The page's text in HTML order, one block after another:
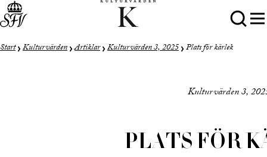
Start Kulturvärden Artiklar Kulturvärden 3, 2025 Plats för kärlek
Kulturvärden 3,
PLATS FÖR